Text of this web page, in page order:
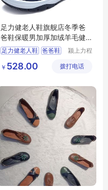
足力健老人鞋旗舰店冬季爸
爸鞋保暖男加厚加绒羊毛健
步鞋
足力健老人鞋 爸爸鞋
加绒羊毛健步鞋
颍上力程
有限公司
￥ 528.00 拨打电话